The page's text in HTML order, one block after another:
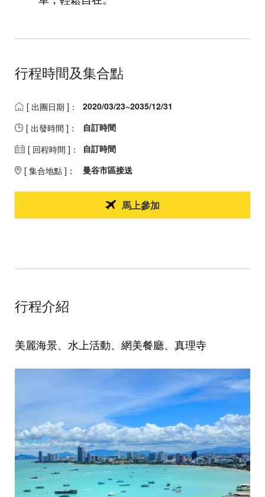
行程時間及集合點
[ 出團日期 ]：
2020/03/23~2035/12/31
[ 出發時間 ]：
自訂時間
[ 回程時間 ]：
自訂時間
[ 集合地點 ]：
曼谷市區接送
馬上參加
行程介紹
美麗海景、水上活動、網美餐廳、真理寺